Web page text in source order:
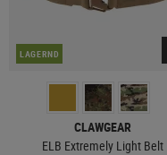
LAGERND
CLAWGEAR
ELB Extremely Light Belt